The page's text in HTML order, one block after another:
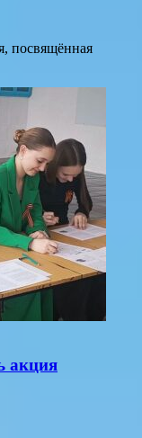
посвящённая
акция